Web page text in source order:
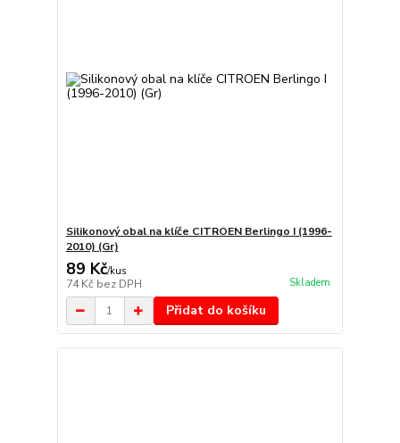
Silikonový obal na klíče CITROEN Berlingo I (1996-
2010) (Gr)
89 Kč/kus
74 Kč bez DPH Skladem
Přidat do košíku